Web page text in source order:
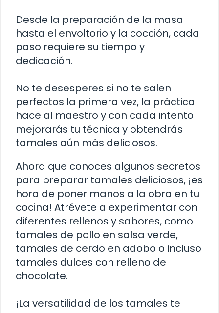
Desde la preparación de la masa
hasta el envoltorio y la cocción, cada
paso requiere su tiempo y
dedicación.
No te desesperes si no te salen
perfectos la primera vez, la práctica
hace al maestro y con cada intento
mejorarás tu técnica y obtendrás
tamales aún más deliciosos.
Ahora que conoces algunos secretos
para preparar tamales deliciosos, ¡es
hora de poner manos a la obra en tu
cocina! Atrévete a experimentar con
diferentes rellenos y sabores, como
tamales de pollo en salsa verde,
tamales de cerdo en adobo o incluso
tamales dulces con relleno de
chocolate.
¡La versatilidad de los tamales te